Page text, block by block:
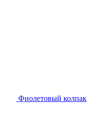
Фиолетовый колпак